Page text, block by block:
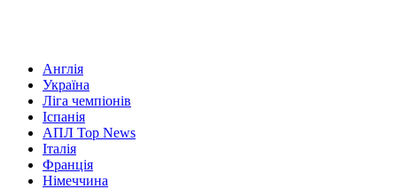
Англія
Україна
Ліга чемпіонів
Іспанія
АПЛ Top News
Італія
Франція
Німеччина